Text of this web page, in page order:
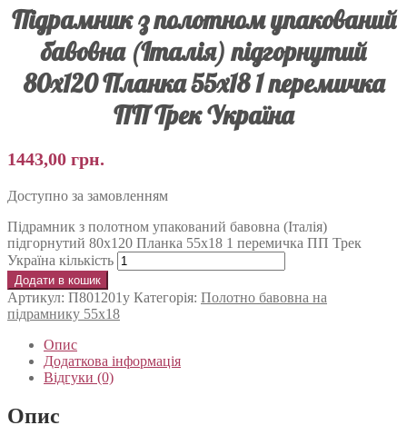
Підрамник з полотном упакований
бавовна (Італія) підгорнутий
80х120 Планка 55х18 1 перемичка
ПП Трек Україна
1443,00 грн.
Доступно за замовленням
Підрамник з полотном упакований бавовна (Італія)
підгорнутий 80х120 Планка 55х18 1 перемичка ПП Трек
Україна кількість
Додати в кошик
Артикул: П801201у Категорія: Полотно бавовна на
підрамнику 55х18
Опис
Додаткова інформація
Відгуки (0)
Опис